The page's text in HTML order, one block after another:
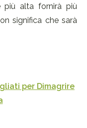
più alta fornirà più
significa che sarà
per Dimagrire